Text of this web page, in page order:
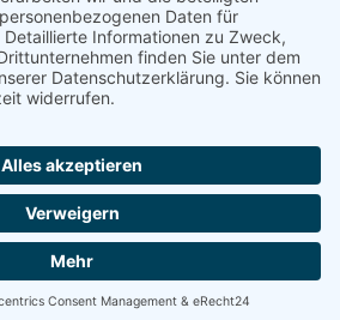
© Handelsverband Nord -
DIE UFOS GMBH - Werbeagentur © 2026